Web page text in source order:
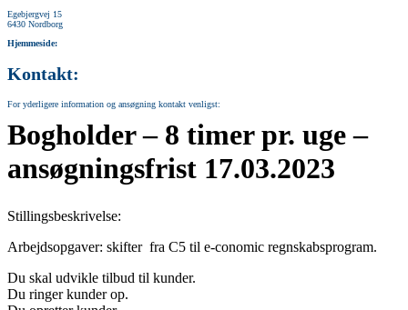
Egebjergvej 15
6430 Nordborg
Hjemmeside:
Kontakt:
For yderligere information og ansøgning kontakt venligst:
Bogholder – 8 timer pr. uge –
ansøgningsfrist 17.03.2023
Stillingsbeskrivelse:
Arbejdsopgaver: skifter fra C5 til e-conomic regnskabsprogram.
Du skal udvikle tilbud til kunder.
Du ringer kunder op.